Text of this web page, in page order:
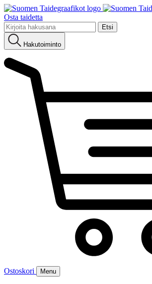
Osta taidetta
Etsi:
Hakutoiminto
Ostoskori Menu